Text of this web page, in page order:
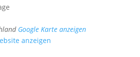
Google Karte anzeigen
anzeigen